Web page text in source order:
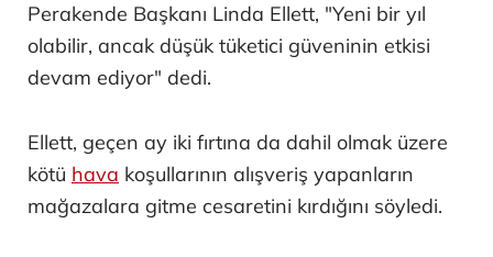
Perakende Başkanı Linda Ellett, "Yeni bir yıl
olabilir, ancak düşük tüketici güveninin etkisi
devam ediyor" dedi.
Ellett, geçen ay iki fırtına da dahil olmak üzere
kötü hava koşullarının alışveriş yapanların
mağazalara gitme cesaretini kırdığını söyledi.